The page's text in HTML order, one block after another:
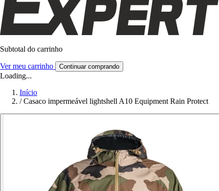
Subtotal do carrinho
Ver meu carrinho Continuar comprando
Loading...
Início
/ Casaco impermeável lightshell A10 Equipment Rain Protect